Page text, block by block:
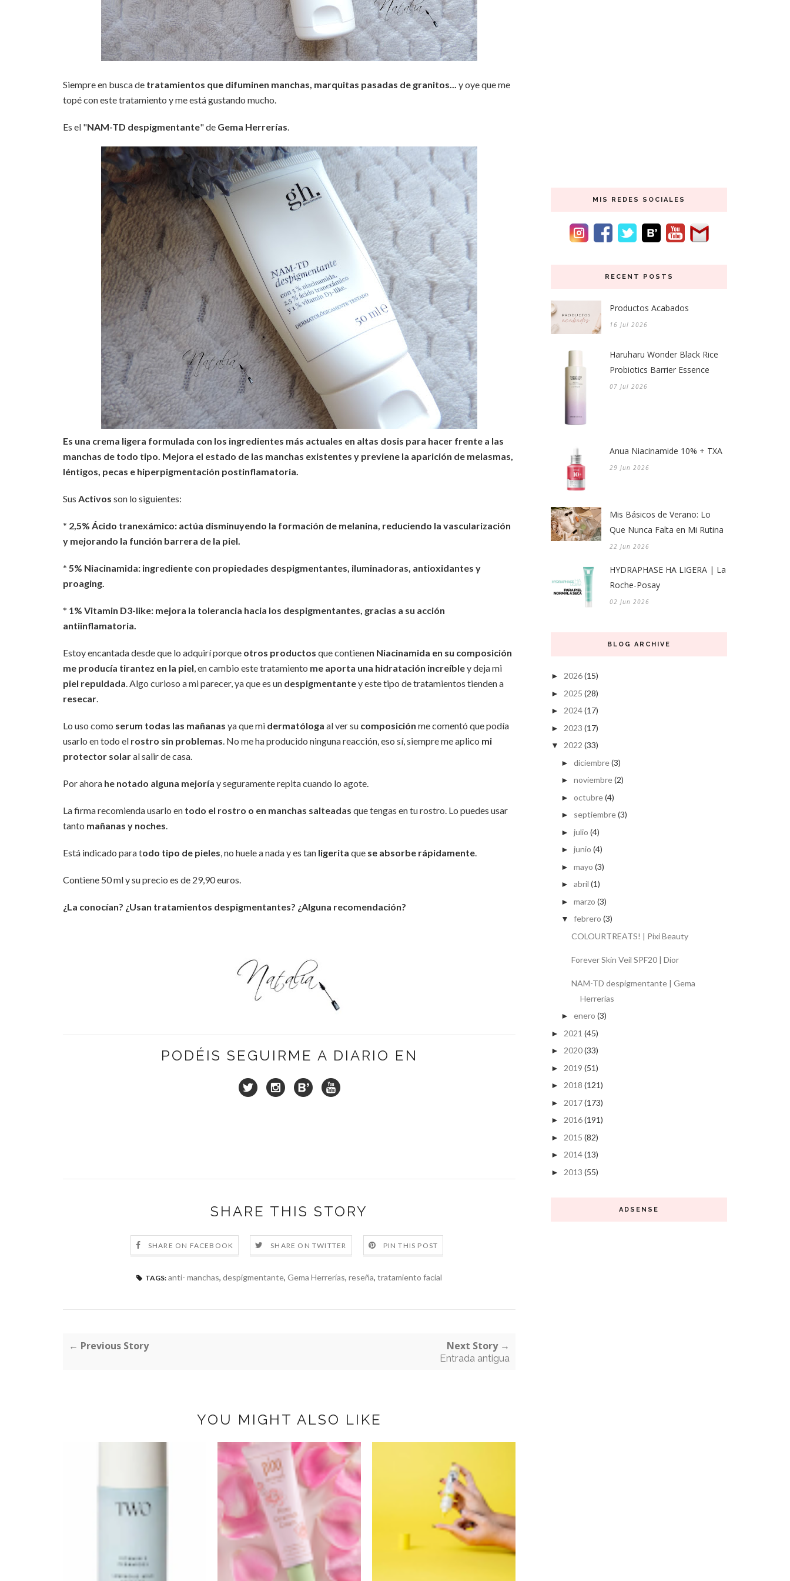
Siempre en busca de tratamientos que difuminen manchas, marquitas pasadas de granitos... y oye que me
topé con este tratamiento y me está gustando mucho.
Es el "NAM-TD despigmentante" de Gema Herrerías.
Es una crema ligera formulada con los ingredientes más actuales en altas dosis para hacer frente a las
manchas de todo tipo. Mejora el estado de las manchas existentes y previene la aparición de melasmas,
léntigos, pecas e hiperpigmentación postinflamatoria.
Sus Activos son lo siguientes:
* 2,5% Ácido tranexámico: actúa disminuyendo la formación de melanina, reduciendo la vascularización
y mejorando la función barrera de la piel.
* 5% Niacinamida: ingrediente con propiedades despigmentantes, iluminadoras, antioxidantes y
proaging.
* 1% Vitamin D3-like: mejora la tolerancia hacia los despigmentantes, gracias a su acción
antiinflamatoria.
Estoy encantada desde que lo adquirí porque otros productos que contienen Niacinamida en su composición
me producía tirantez en la piel, en cambio este tratamiento me aporta una hidratación increíbley deja mi
piel repuldada. Algo curioso a mi parecer, ya que es un despigmentantey este tipo de tratamientos tienden a
resecar.
Lo uso como serum todas las mañanas ya que mi dermatóloga al ver su composición me comentó que podía
usarlo en todo el rostro sin problemas. No me ha producido ninguna reacción, eso sí, siempre me aplico mi
protector solaral salir de casa.
Por ahora he notado alguna mejoría y seguramente repita cuando lo agote.
La firma recomienda usarlo en todo el rostro o en manchas salteadas que tengas en tu rostro. Lo puedes usar
tanto mañanas y noches.
Está indicado para todo tipo de pieles, no huele a nada y es tan ligerita que se absorbe rápidamente.
Contiene 50 ml y su precio es de 29,90 euros.
¿La conocían? ¿Usan tratamientos despigmentantes? ¿Alguna recomendación?
PODÉIS SEGUIRME A DIARIO EN
SHARE THIS STORY
SHARE ON FACEBOOK SHARE ON TWITTER PIN THIS POST
TAGS: anti- manchas, despigmentante, Gema Herrerías, reseña, tratamiento facial
← Previous Story Next Story →
Entrada antigua
YOU MIGHT ALSO LIKE
MIS REDES SOCIALES
RECENT POSTS
Productos Acabados
16 Jul 2026
Haruharu Wonder Black Rice
Probiotics Barrier Essence
07 Jul 2026
Anua Niacinamide 10% + TXA
29 Jun 2026
Mis Básicos de Verano: Lo
Que Nunca Falta en Mi Rutina
22 Jun 2026
HYDRAPHASE HA LIGERA | La
Roche-Posay
02 Jun 2026
BLOG ARCHIVE
► 2026(15)
► 2025 (28)
► 2024(17)
► 2023 (17)
▼ 2022 (33)
► diciembre(3)
► noviembre(2)
► octubre(4)
► septiembre(3)
► julio (4)
► junio (4)
► mayo (3)
► abril (1)
► marzo (3)
▼ febrero (3)
COLOURTREATS! | Pixi Beauty
Forever Skin Veil SPF20 | Dior
NAM-TD despigmentante | Gema
Herrerías
► enero (3)
► 2021 (45)
► 2020(33)
► 2019 (51)
► 2018 (121)
► 2017(173)
► 2016(191)
► 2015 (82)
► 2014(13)
► 2013 (55)
ADSENSE